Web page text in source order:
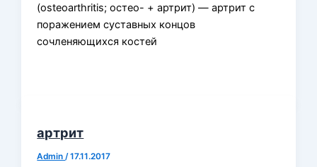
(osteoarthritis; остео- + артрит) — артрит с
поражением суставных концов
сочленяющихся костей
артрит
Admin/17.11.2017